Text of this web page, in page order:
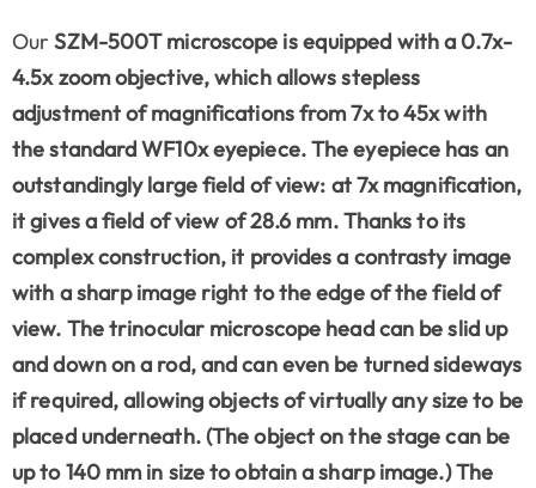
OurSZM-500T microscope is equipped with a0.7x-
4.5x zoom objective, which allows stepless
adjustment of magnifications from 7x to 45x with
the standard WF10x eyepiece. The eyepiece has an
outstandingly large field of view: at 7x magnification,
it gives a field of view of 28.6 mm. Thanks to its
complex construction, it provides a contrasty image
with a sharp image right to the edge of the field of
view. Thetrinocular microscope headcan be slid up
and down on a rod, and can even be turned sideways
if required, allowing objects of virtually any size to be
placed underneath. (The object on the stage can be
up to 140 mm in size to obtain a sharp image.) The